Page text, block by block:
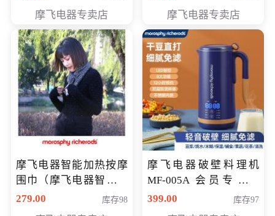
摩飞电器专卖店 摩飞电器专卖店
摩飞电器智能加热按摩
围巾（摩飞电器智能加
热按摩围脖） 会员专享
279.00 库存98
摩飞电器破壁料理机
MF-005A 会员专享价
198元
399.00 库存97